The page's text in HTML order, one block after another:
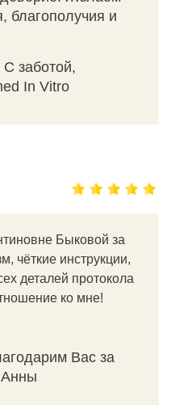
благополучия и
заботой,
In Vitro
Быковой за
чёткие инструкции,
деталей протокола
ко мне!
Вас за